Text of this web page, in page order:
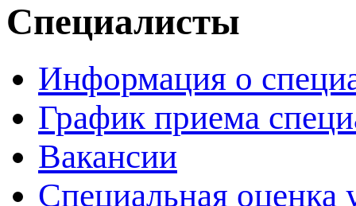
Специалисты
Информация о
График приема
Вакансии
Специальная оценка